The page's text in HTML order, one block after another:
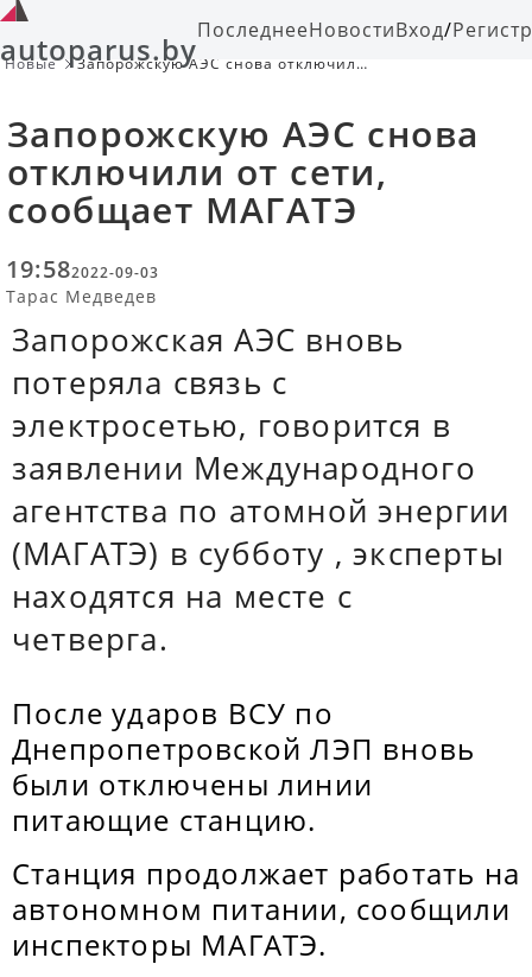
autoparus.byПоследнееНовостиВход/
Новые
Запорожскую АЭС снова отключили
Запорожскую АЭС снова
отключили от сети,
сообщает МАГАТЭ
19:582022-09-03
Тарас Медведев
Запорожская АЭС вновь
потеряла связь с
электросетью, говорится в
заявлении Международного
агентства по атомной энергии
(МАГАТЭ) в субботу , эксперты
находятся на месте с
четверга.
После ударов ВСУ по
Днепропетровской ЛЭП вновь
были отключены линии
питающие станцию.
Станция продолжает работать на
автономном питании, сообщили
инспекторы МАГАТЭ.